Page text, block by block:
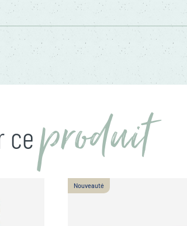
ce produit
Nouveauté